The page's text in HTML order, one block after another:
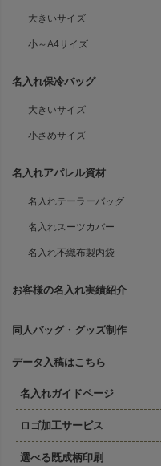
大きいサイズ
小～A4サイズ
名入れ保冷バッグ
大きいサイズ
小さめサイズ
名入れアパレル資材
名入れテーラーバッグ
名入れスーツカバー
名入れ不織布製内袋
お客様の名入れ実績紹介
同人バッグ・グッズ制作
データ入稿はこちら
名入れガイドページ
ロゴ加工サービス
選べる既成柄印刷